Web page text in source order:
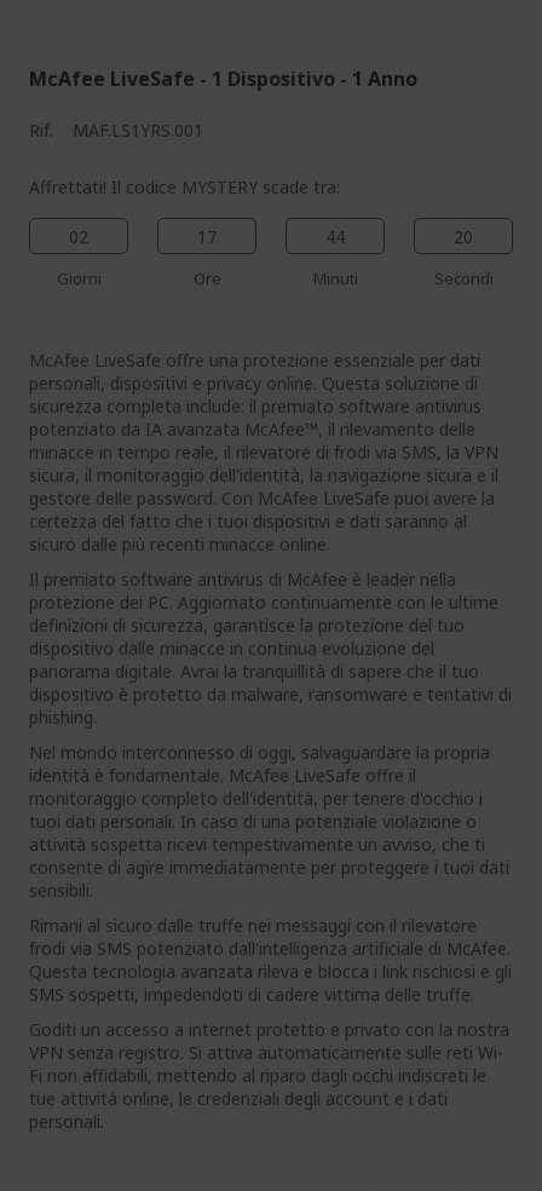
McAfee LiveSafe - 1 Dispositivo - 1 Anno
Rif. MAF.LS1YRS.001
Affrettati! Il codice MYSTERY scade tra:
02
Giorni
17
Ore
44
Minuti
19
Secondi
McAfee LiveSafe offre una protezione essenziale per dati
personali, dispositivi e privacy online. Questa soluzione di
sicurezza completa include: il premiato software antivirus
potenziato da IA avanzata McAfee™, il rilevamento delle
minacce in tempo reale, il rilevatore di frodi via SMS, la VPN
sicura, il monitoraggio dell'identità, la navigazione sicura e il
gestore delle password. Con McAfee LiveSafe puoi avere la
certezza del fatto che i tuoi dispositivi e dati saranno al
sicuro dalle più recenti minacce online.
Il premiato software antivirus di McAfee è leader nella
protezione dei PC. Aggiornato continuamente con le ultime
definizioni di sicurezza, garantisce la protezione del tuo
dispositivo dalle minacce in continua evoluzione del
panorama digitale. Avrai la tranquillità di sapere che il tuo
dispositivo è protetto da malware, ransomware e tentativi di
phishing.
Nel mondo interconnesso di oggi, salvaguardare la propria
identità è fondamentale. McAfee LiveSafe offre il
monitoraggio completo dell'identità, per tenere d'occhio i
tuoi dati personali. In caso di una potenziale violazione o
attività sospetta ricevi tempestivamente un avviso, che ti
consente di agire immediatamente per proteggere i tuoi dati
sensibili.
Rimani al sicuro dalle truffe nei messaggi con il rilevatore
frodi via SMS potenziato dall'intelligenza artificiale di McAfee.
Questa tecnologia avanzata rileva e blocca i link rischiosi e gli
SMS sospetti, impedendoti di cadere vittima delle truffe.
Goditi un accesso a internet protetto e privato con la nostra
VPN senza registro. Si attiva automaticamente sulle reti Wi-
Fi non affidabili, mettendo al riparo dagli occhi indiscreti le
tue attività online, le credenziali degli account e i dati
personali.